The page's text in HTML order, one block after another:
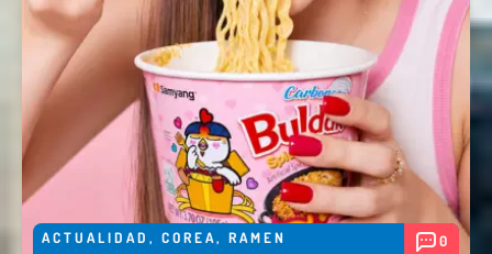
ACTUALIDAD , COREA, RAMEN 0